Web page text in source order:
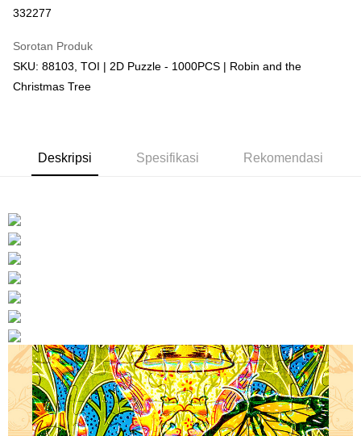
Boost
GrabPay
Kedai pickup
Penghantaran percuma
332277
Sorotan Produk
SKU: 88103, TOI | 2D Puzzle - 1000PCS | Robin and the
Christmas Tree
Deskripsi Spesifikasi Rekomendasi